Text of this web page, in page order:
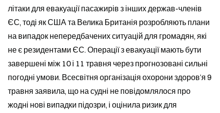
літаки для евакуації пасажирів з інших держав-членів
ЄС, тоді як США та Велика Британія розробляють плани
на випадок непередбачених ситуацій для громадян, які
не є резидентами ЄС. Операції з евакуації мають бути
завершені між 10 і 11 травня через прогнозовані сильні
погодні умови. Всесвітня організація охорони здоров’я 9
травня заявила, що на судні не повідомлялося про
жодні нові випадки підозри, і оцінила ризик для